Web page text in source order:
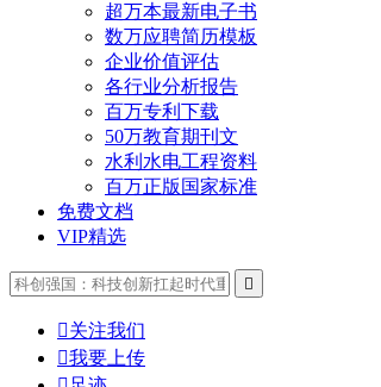
超万本最新电子书
数万应聘简历模板
企业价值评估
各行业分析报告
百万专利下载
50万教育期刊文
水利水电工程资料
百万正版国家标准
免费文档
VIP精选

关注我们
我要上传